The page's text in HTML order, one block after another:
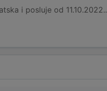
i posluje od 11.10.2022..